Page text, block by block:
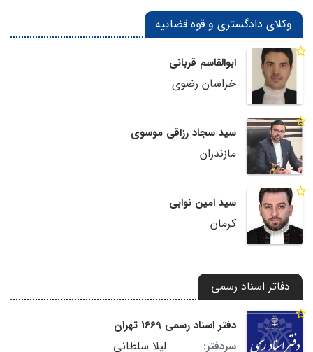
وکلای دادگستری و قوه قضاییه
ابوالقاسم قربانی
خراسان رضوی
سید سجاد رزاقی موسوی
مازندران
سید امین نوابی
کرمان
دفاتر اسناد رسمی
دفتر اسناد رسمی 1669 تهران
سردفتر:
لیلا سلطانی